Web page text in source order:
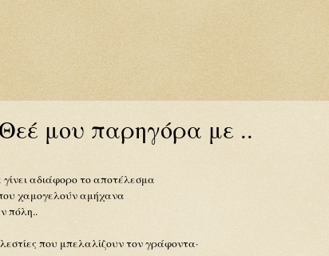
μου παρηγόρα με ..
αδιάφορο το αποτέλεσμα
χαμογελούν αμήχανα
πόλη..
που μπελαλίζουν τον γράφοντα·